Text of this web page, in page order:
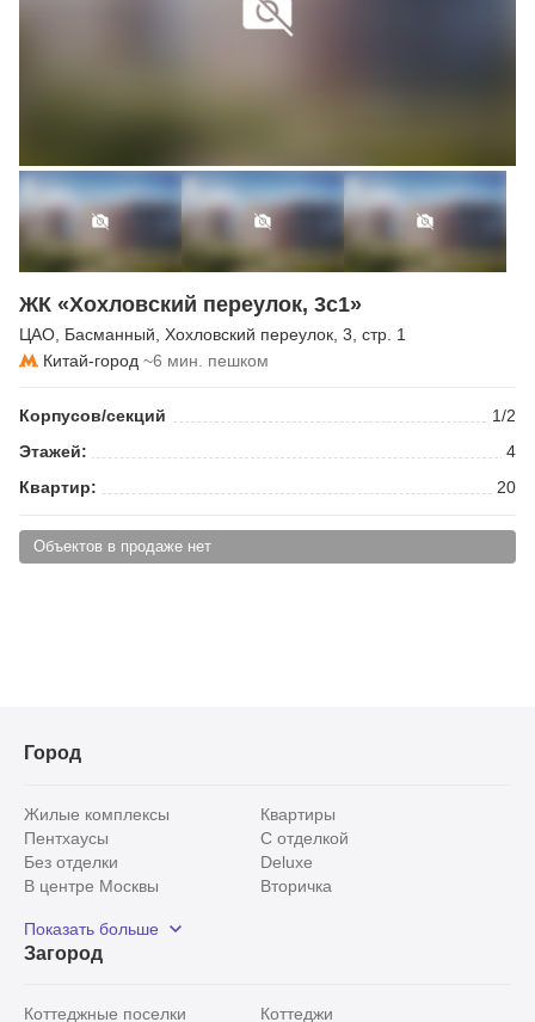
ЖК «Хохловский переулок, 3с1»
ЦАО Басманный Хохловский переулок , 3, стр. 1
Китай-город ~6 мин. пешком
Корпусов/секций
1/2
Этажей:
4
Квартир:
20
Объектов в продаже нет
Город
Жилые комплексы
Квартиры
Пентхаусы
С отделкой
Без отделки
Deluxe
В центре Москвы
Вторичка
Рядом с парком
С панорамными окнами
Показать больше
Загород
Коттеджные поселки Коттеджи